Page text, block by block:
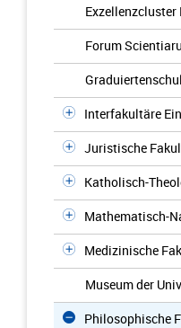
Forum
Interfakultäre
Juristische
Katholisch-
Mathematisch-
Medizinische
Museum der
Philosophische